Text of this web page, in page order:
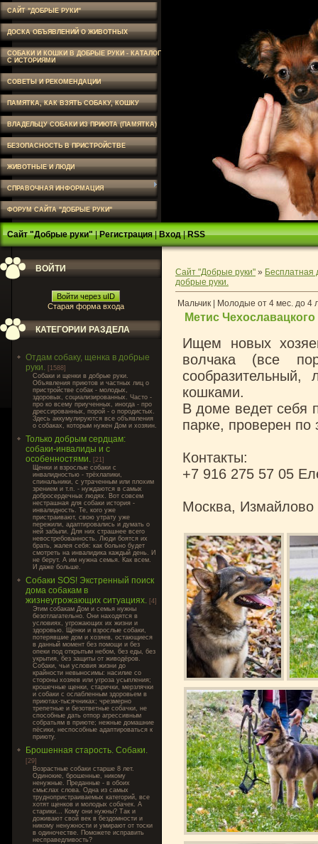
САЙТ "ДОБРЫЕ РУКИ"
ДОСКА ОБЪЯВЛЕНИЙ О ЖИВОТНЫХ
СОБАКИ И КОШКИ В ДОБРЫЕ РУКИ - КАТАЛОГ
С ИСТОРИЯМИ
СОВЕТЫ И РЕКОМЕНДАЦИИ
ПАМЯТКА, КАК ВЗЯТЬ СОБАКУ, КОШКУ
ВЛАДЕЛЬЦУ СОБАКИ ИЗ ПРИЮТА (ПАМЯТКА)
БЕЗОПАСНОСТЬ В ПРИСТРОЙСТВЕ
ЖИВОТНЫЕ И ЛЮДИ
СПРАВОЧНАЯ ИНФОРМАЦИЯ
ФОРУМ САЙТА "ДОБРЫЕ РУКИ"
Сайт "Добрые руки"|Регистрация|Вход|RSS
ВОЙТИ
Войти через uID
Старая форма входа
КАТЕГОРИИ РАЗДЕЛА
Отдам собаку, щенка в добрые
руки. [1588]
Cобаки и щенки в добрые руки.
Объявления приютов и частных лиц о
пристройстве собак - молодых,
здоровых, социализированных. Часто -
про ко всему приученных, иногда - про
дрессированных, порой - о породистых.
Здесь аккумулируются все объявления
о собаках, которым нужен Дом и хозяин.
Только добрым сердцам:
собаки-инвалиды и с
особенностями. [21]
Щенки и взрослые собаки с
инвалидностью - трёхлапики,
спинальники, с утраченным или плохим
зрением и т.п. - нуждаются в самых
добросердечных людях. Вот совсем
нестрашная для собаки история -
инвалидность. Те, кого уже
пристраивают, свою утрату уже
пережили, адаптировались и думать о
ней забыли. Для них страшнее всего
невостребованность. Люди боятся их
брать, жалея себя: как больно будет
смотреть на инвалидика каждый день. И
не берут. А им нужна семья. Как всем.
И даже больше.
Собаки SOS! Экстренный поиск
дома собакам в
жизнеугрожающих ситуациях. [4]
Этим собакам Дом и семья нужны
безотлагательно. Они находятся в
условиях, угрожающих их жизни и
здоровью. Щенки и взрослые собаки,
потерявшие дом и хозяев, остающиеся
в данный момент без помощи и без
опеки под открытым небом, без еды, без
укрытия, без защиты от живодёров.
Собаки, чьи условия жизни до
крайности невыносимы: насилие со
стороны хозяев или угроза усыпления;
крошечные щенки, старички, мерзлячки
и собаки с ослабленным здоровьем в
приютах-тысячниках; чрезмерно
трепетные и безответные собачки, не
способные дать отпор агрессивным
собратьям в приюте; нежные домашние
пёсики, неспособные адаптироваться к
приюту.
Брошенная старость. Собаки.
[29]
Возрастные собаки старше 8 лет.
Одинокие, брошенные, никому
ненужные. Преданные - в обоих
смыслах слова. Одна из самых
труднопристраиваемых категорий, все
хотят щенков и молодых собачек. А
старики... Кому они нужны? Так и
доживают свой век в бездомности и
никому ненужности и умирают от тоски
в одиночестве. Поможете исправить
несправедливость?
Сайт "Добрые руки" » Бесплатная
добрые руки.
Мальчик | Молодые от 4 мес. до 4
Метис
Ищем новых
волчака (все
кошками.
В доме ведет себя
парке, проверен
Контакты:
+7 916 275 57 05
Москва, Измайлово